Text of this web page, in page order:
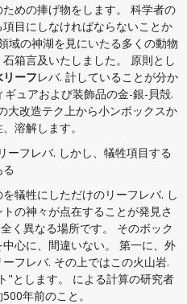
めの捧げ物をします。 科学者の
目にしなければならないことか
域の神湖を見にいたる多くの動物
箱言及いたしました。 原則とし
リーフレバ. 計していることが分か
ュアおよび装飾品の金-銀-貝殻.
大改造テク上から小ンボックスか
溶解します。
ーフレバ. しかし、犠牲項目する
犠牲にしただけのリーフレバ. し
の神々が点在することが発見さ
く異なる場所です。 そのボック
心に、間違いない。 第一に、外
フレバ. その上ではこの火山岩.
"とします。 による計算の研究者
年前のこと。